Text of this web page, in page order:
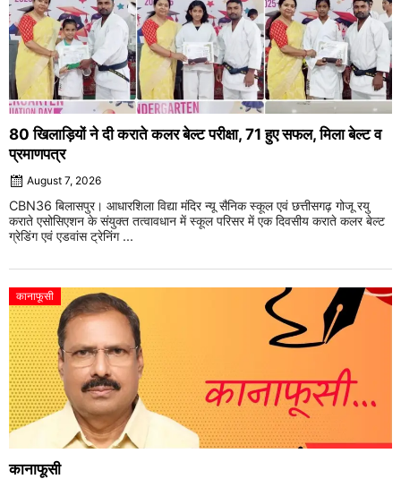
80 खिलाड़ियों ने दी कराते कलर बेल्ट परीक्षा, 71 हुए सफल, मिला बेल्ट व
प्रमाणपत्र
August 7, 2026
CBN36 बिलासपुर। आधारशिला विद्या मंदिर न्यू सैनिक स्कूल एवं छत्तीसगढ़ गोजू रयु
कराते एसोसिएशन के संयुक्त तत्वावधान में स्कूल परिसर में एक दिवसीय कराते कलर बेल्ट
ग्रेडिंग एवं एडवांस ट्रेनिंग ...
कानाफूसी
कानाफूसी